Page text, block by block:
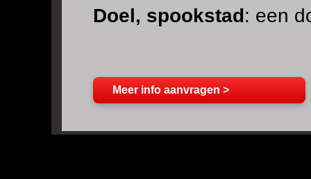
Doel, spookstad: een
Meer info aanvragen >